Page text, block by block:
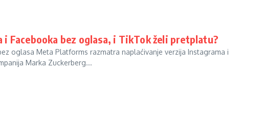
Facebooka bez oglasa, i TikTok želi pretplatu?
oglasa Meta Platforms razmatra naplaćivanje verzija Instagrama i
Marka Zuckerberg...